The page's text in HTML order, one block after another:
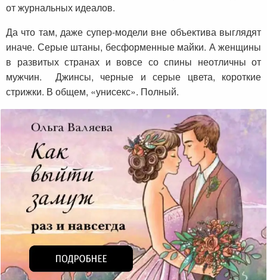
от журнальных идеалов.
Да что там, даже супер-модели вне объектива выглядят
иначе. Серые штаны, бесформенные майки. А женщины
в развитых странах и вовсе со спины неотличны от
мужчин. Джинсы, черные и серые цвета, короткие
стрижки. В общем, «унисекс». Полный.